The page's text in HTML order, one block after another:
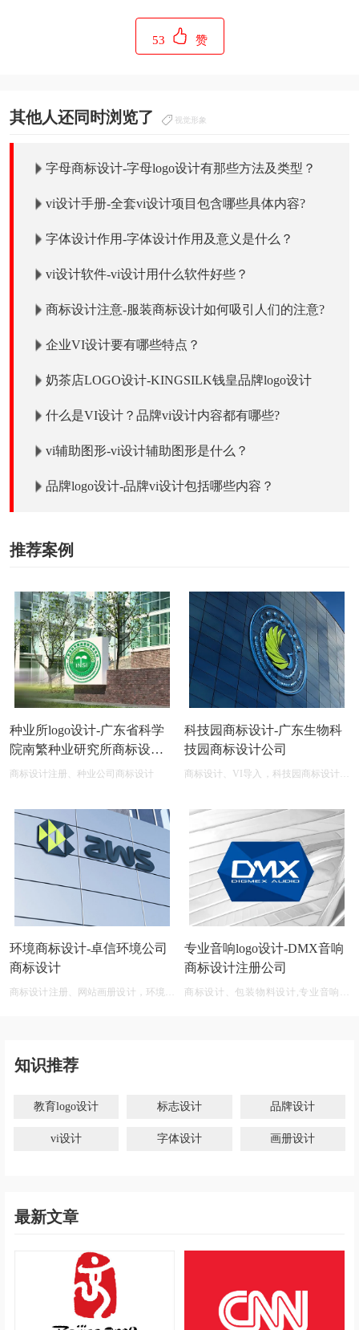
53 赞
其他人还同时浏览了 视觉形象
字母商标设计-字母logo设计有那些方法及类型？
vi设计手册-全套vi设计项目包含哪些具体内容?
字体设计作用-字体设计作用及意义是什么？
vi设计软件-vi设计用什么软件好些？
商标设计注意-服装商标设计如何吸引人们的注意?
企业VI设计要有哪些特点？
奶茶店LOGO设计-KINGSILK钱皇品牌logo设计
什么是VI设计？品牌vi设计内容都有哪些?
vi辅助图形-vi设计辅助图形是什么？
品牌logo设计-品牌vi设计包括哪些内容？
推荐案例
种业所logo设计-广东省科学
院南繁种业研究所商标设计
公司
商标设计注册、种业公司商标设计
科技园商标设计-广东生物科
技园商标设计公司
商标设计、VI导入，科技园商标设计在
环境商标设计-卓信环境公司
商标设计
商标设计注册、网站画册设计，环境商
专业音响logo设计-DMX音响
商标设计注册公司
商标设计、包装物料设计,专业音响公
知识推荐
教育logo设计 标志设计 品牌设计
vi设计 字体设计 画册设计
最新文章